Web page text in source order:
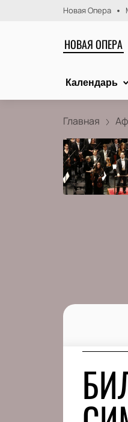
Новая Опера
НОВАЯ ОПЕРА
Календарь
Главная